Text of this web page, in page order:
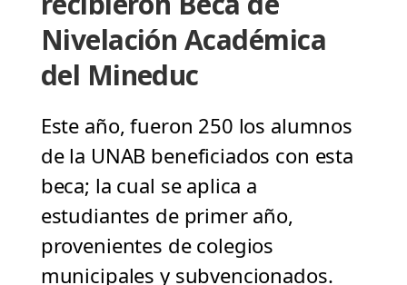
Nivelación Académica
del Mineduc
Este año, fueron 250 los alumnos
de la UNAB beneficiados con esta
beca; la cual se aplica a
estudiantes de primer año,
provenientes de colegios
municipales y subvencionados.